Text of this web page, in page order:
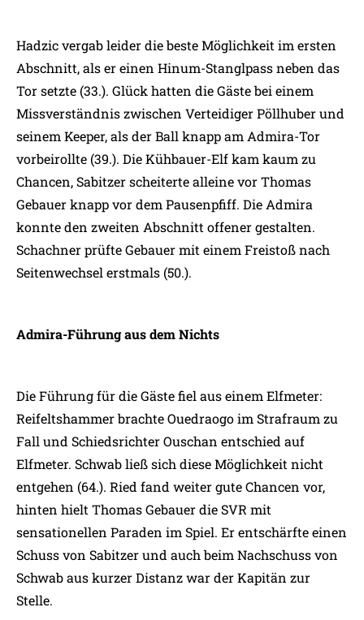
Hadzic vergab leider die beste Möglichkeit im ersten
Abschnitt, als er einen Hinum-Stanglpass neben das
Tor setzte (33.). Glück hatten die Gäste bei einem
Missverständnis zwischen Verteidiger Pöllhuber und
seinem Keeper, als der Ball knapp am Admira-Tor
vorbeirollte (39.). Die Kühbauer-Elf kam kaum zu
Chancen, Sabitzer scheiterte alleine vor Thomas
Gebauer knapp vor dem Pausenpfiff. Die Admira
konnte den zweiten Abschnitt offener gestalten.
Schachner prüfte Gebauer mit einem Freistoß nach
Seitenwechsel erstmals (50.).
Admira-Führung aus dem Nichts
Die Führung für die Gäste fiel aus einem Elfmeter:
Reifeltshammer brachte Ouedraogo im Strafraum zu
Fall und Schiedsrichter Ouschan entschied auf
Elfmeter. Schwab ließ sich diese Möglichkeit nicht
entgehen (64.). Ried fand weiter gute Chancen vor,
hinten hielt Thomas Gebauer die SVR mit
sensationellen Paraden im Spiel. Er entschärfte einen
Schuss von Sabitzer und auch beim Nachschuss von
Schwab aus kurzer Distanz war der Kapitän zur
Stelle.